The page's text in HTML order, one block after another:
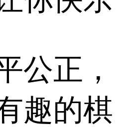
公正，
趣的棋